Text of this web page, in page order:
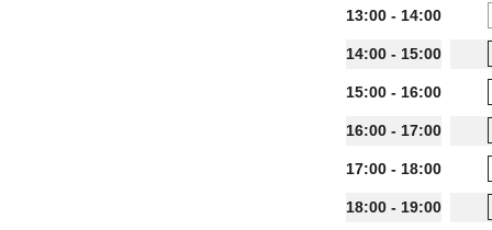
13:00 - 14:00
14:00 - 15:00
15:00 - 16:00
16:00 - 17:00
17:00 - 18:00
18:00 - 19:00